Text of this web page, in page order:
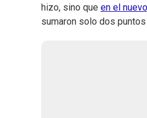
hizo, sino que en el
sumaron solo dos